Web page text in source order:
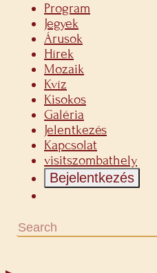
Program
Jegyek
Árusok
Hírek
Mozaik
Kvíz
Kisokos
Galéria
Jelentkezés
Kapcsolat
visitszombathely
Bejelentkezés